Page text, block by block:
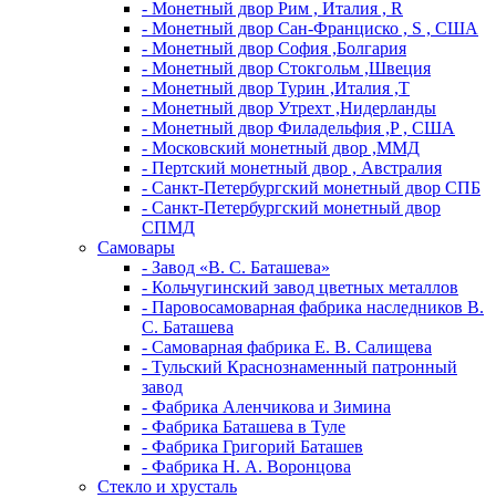
- Монетный двор Рим , Италия , R
- Монетный двор Сан-Франциско , S , США
- Монетный двор София ,Болгария
- Монетный двор Стокгольм ,Швеция
- Монетный двор Турин ,Италия ,T
- Монетный двор Утрехт ,Нидерланды
- Монетный двор Филадельфия ,P , США
- Московский монетный двор ,ММД
- Пертский монетный двор , Австралия
- Санкт-Петербургский монетный двор СПБ
- Санкт-Петербургский монетный двор
СПМД
Самовары
- Завод «В. С. Баташева»
- Кольчугинский завод цветных металлов
- Паровосамоварная фабрика наследников В.
С. Баташева
- Самоварная фабрика Е. В. Салищева
- Тульский Краснознаменный патронный
завод
- Фабрика Аленчикова и Зимина
- Фабрика Баташева в Туле
- Фабрика Григорий Баташев
- Фабрика Н. А. Воронцова
Стекло и хрусталь